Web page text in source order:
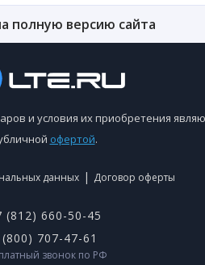
полную версию сайта
и условия их приобретения
офертой.
данных | Договор оферты
(812) 660-50-45
707-47-61
звонок по РФ